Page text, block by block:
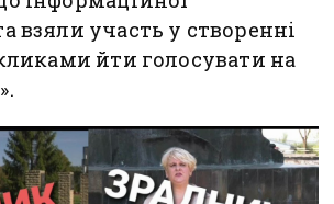
взяли участь у створенні
йти голосувати на